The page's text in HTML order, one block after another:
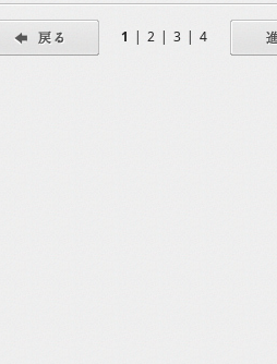
1 | 2 | 3 | 4